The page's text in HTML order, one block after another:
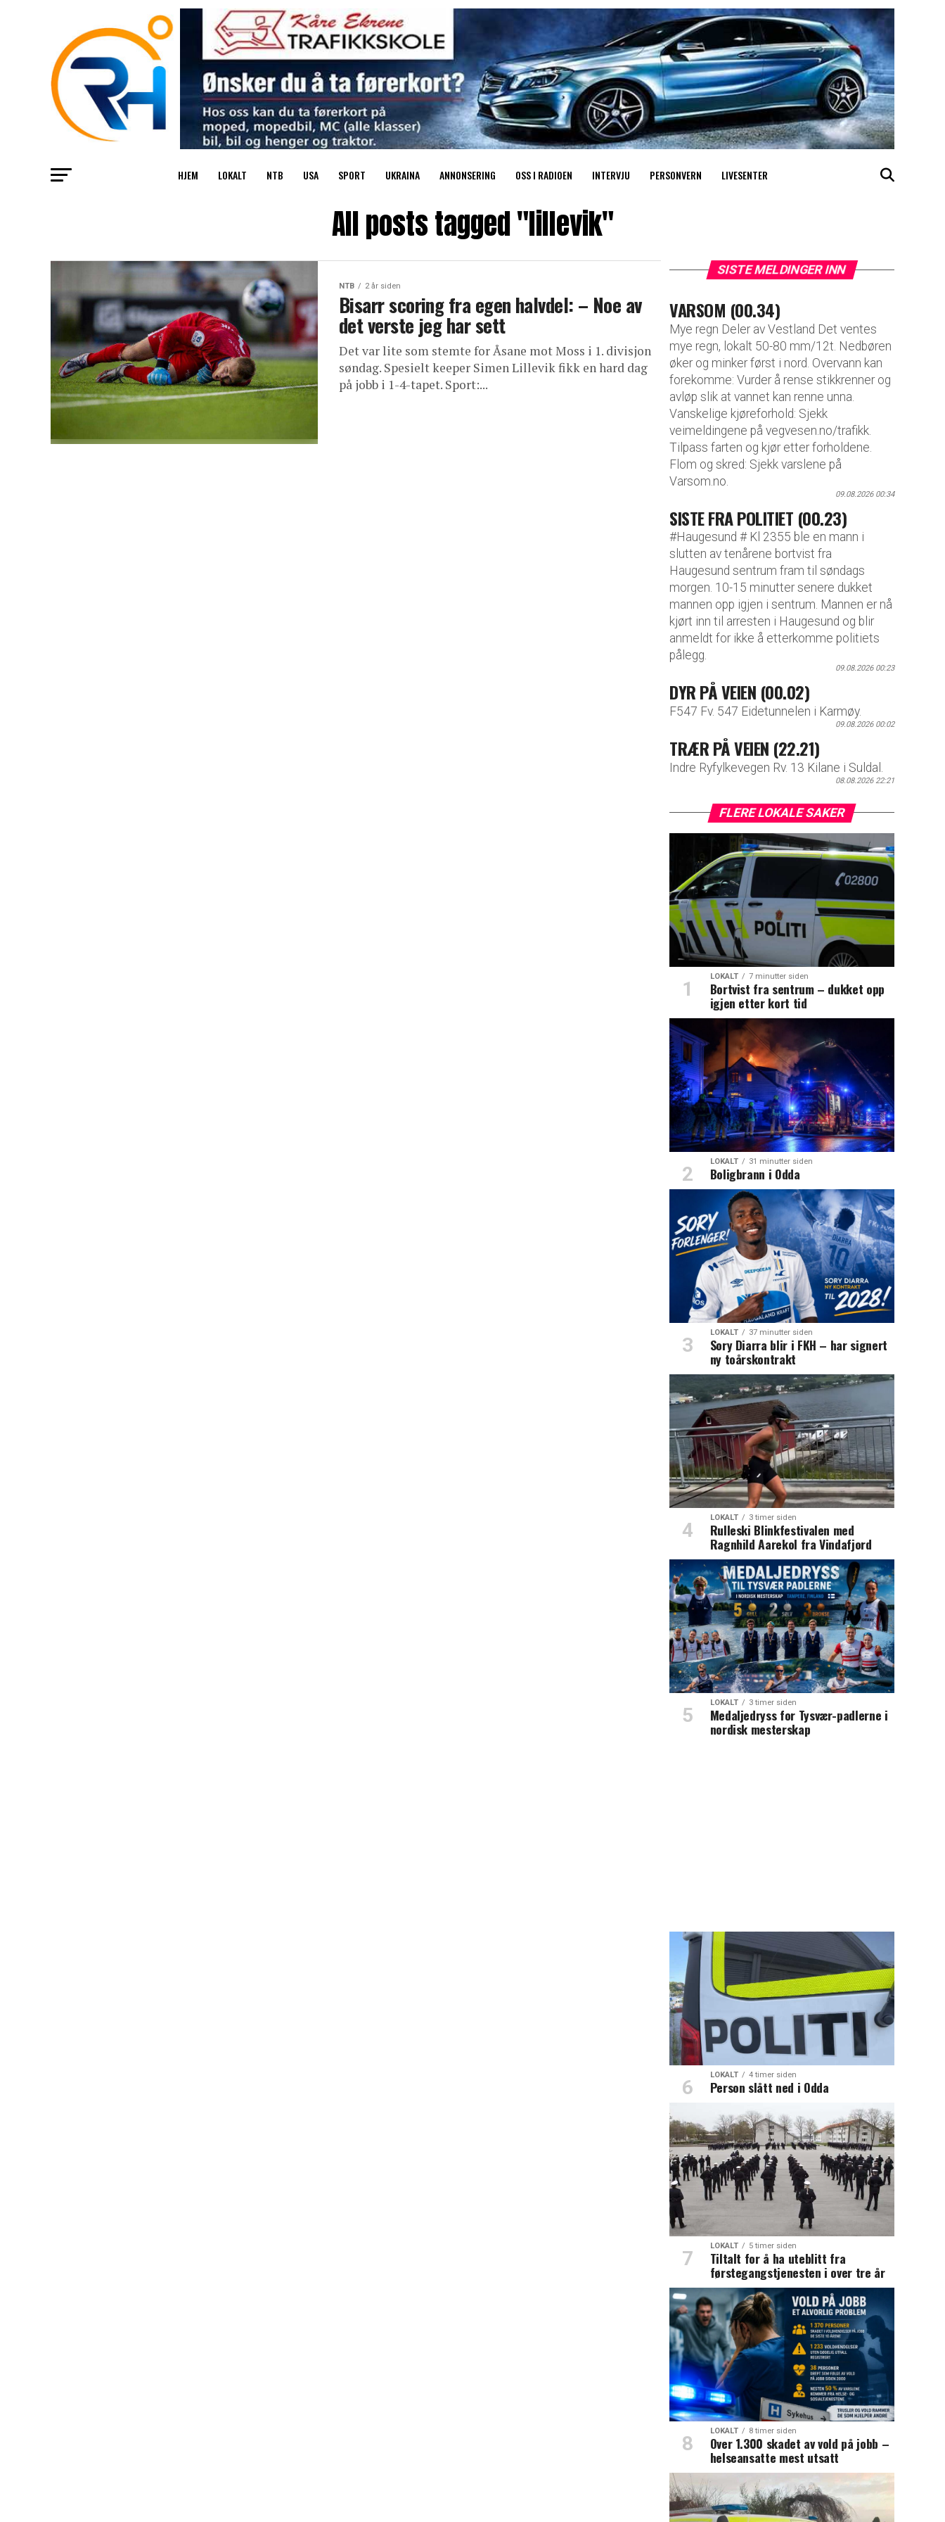
HJEM LOKALT NTB USA SPORT UKRAINA ANNONSERING OSS I RADIOEN INTERVJU PERSONVERN LIVESENTER
All posts tagged "lillevik"
NTB 2 år siden
Bisarr scoring fra egen halvdel: – Noe av
det verste jeg har sett
Det var lite som stemte for Åsane mot Moss i 1. divisjon
søndag. Spesielt keeper Simen Lillevik fikk en hard dag
på jobb i 1-4-tapet. Sport:...
SISTE MELDINGER INN
VARSOM (00.34)
Mye regn Deler av Vestland Det ventes
mye regn, lokalt 50-80 mm/12t. Nedbøren
øker og minker først i nord. Overvann kan
forekomme: Vurder å rense stikkrenner og
avløp slik at vannet kan renne unna.
Vanskelige kjøreforhold: Sjekk
veimeldingene på vegvesen.no/trafikk.
Tilpass farten og kjør etter forholdene.
Flom og skred: Sjekk varslene på
Varsom.no.
09.08.2026 00:34
SISTE FRA POLITIET (00.23)
#Haugesund # Kl 2355 ble en mann i
slutten av tenårene bortvist fra
Haugesund sentrum fram til søndags
morgen. 10-15 minutter senere dukket
mannen opp igjen i sentrum. Mannen er nå
kjørt inn til arresten i Haugesund og blir
anmeldt for ikke å etterkomme politiets
pålegg.
09.08.2026 00:23
DYR PÅ VEIEN (00.02)
F547 Fv. 547 Eidetunnelen i Karmøy.
09.08.2026 00:02
TRÆR PÅ VEIEN (22.21)
Indre Ryfylkevegen Rv. 13 Kilane i Suldal.
08.08.2026 22:21
FLERE LOKALE SAKER
LOKALT 7 minutter siden
Bortvist fra sentrum – dukket opp
igjen etter kort tid
LOKALT 31 minutter siden
Boligbrann i Odda
LOKALT 37 minutter siden
Sory Diarra blir i FKH – har signert
ny toårskontrakt
LOKALT 3 timer siden
Rulleski Blinkfestivalen med
Ragnhild Aarekol fra Vindafjord
LOKALT 3 timer siden
Medaljedryss for Tysvær-padlerne i
nordisk mesterskap
LOKALT 4 timer siden
Person slått ned i Odda
LOKALT 5 timer siden
Tiltalt for å ha uteblitt fra
førstegangstjenesten i over tre år
LOKALT 8 timer siden
Over 1.300 skadet av vold på jobb –
helseansatte mest utsatt